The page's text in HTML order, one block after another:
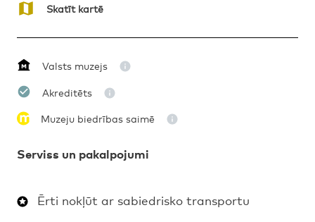
Skatīt kartē
Valsts muzejs
Akreditēts
Muzeju biedrības saimē
Serviss un pakalpojumi
Ērti nokļūt ar sabiedrisko transportu